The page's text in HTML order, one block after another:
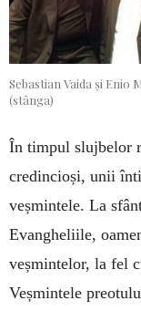
Sebastian Vaida și Enio
(stânga)
În timpul slujbelor
credincioși, unii
veșmintele. La
Evangheliile,
veșmintelor, la fel
Veșmintele